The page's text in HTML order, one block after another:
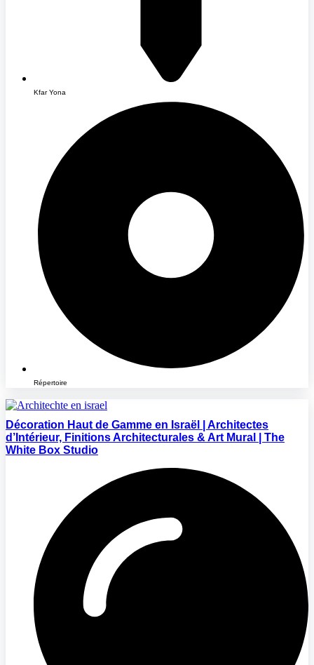
Kfar Yona
Répertoire
Décoration Haut de Gamme en Israël | Architectes
d’Intérieur, Finitions Architecturales & Art Mural | The
White Box Studio